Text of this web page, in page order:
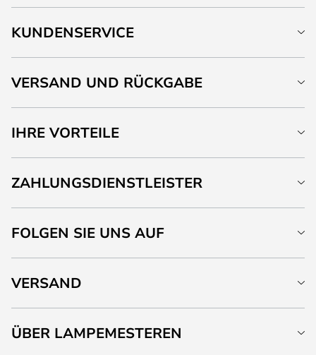
KUNDENSERVICE
VERSAND UND RÜCKGABE
IHRE VORTEILE
ZAHLUNGSDIENSTLEISTER
FOLGEN SIE UNS AUF
VERSAND
ÜBER LAMPEMESTEREN